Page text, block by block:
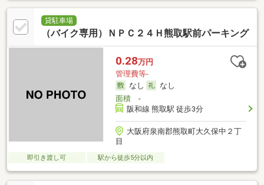
貸駐車場
（バイク専用）ＮＰＣ２４Ｈ熊取駅前パーキング
0.28万円
管理費等-
なし
なし
面積-
阪和線 熊取駅 徒歩3分
大阪府泉南郡熊取町大久保中２丁
目
即引き渡し可 駅から徒歩5分以内